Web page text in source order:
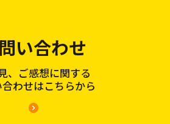
い合わせ
、ご感想に関する
わせはこちらから